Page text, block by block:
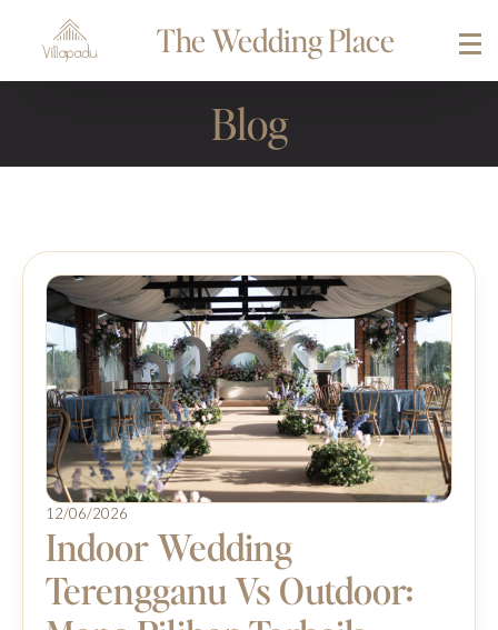
The Wedding Place
Blog
Indoor Wedding
Terengganu Vs Outdoor:
12/06/2026